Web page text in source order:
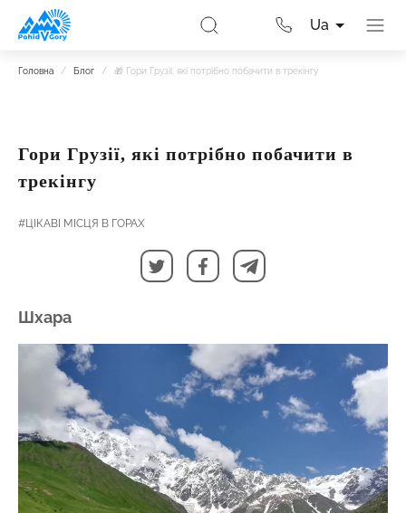
Ua
Головна / Блог / 🎁 Гори Грузії, які потрібно побачити в трекінгу
Гори Грузії, які потрібно побачити в
трекінгу
#ЦІКАВІ МІСЦЯ В ГОРАХ
Шхара